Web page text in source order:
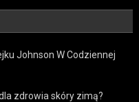
Johnson W Codziennej
zdrowia skóry zimą?